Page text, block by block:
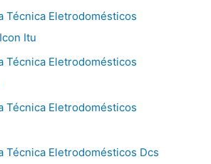
Técnica Eletrodomésticos
Itu
Técnica Eletrodomésticos
Técnica Eletrodomésticos
Técnica Eletrodomésticos Dcs